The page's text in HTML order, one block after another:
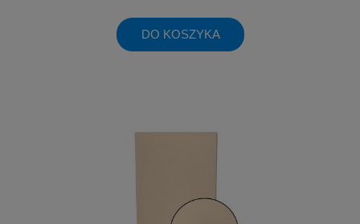
DO KOSZYKA